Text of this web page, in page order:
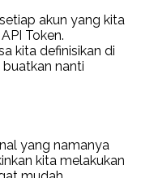
akun yang kita
Token.
kita definisikan di
buatkan nanti
yang namanya
kita melakukan